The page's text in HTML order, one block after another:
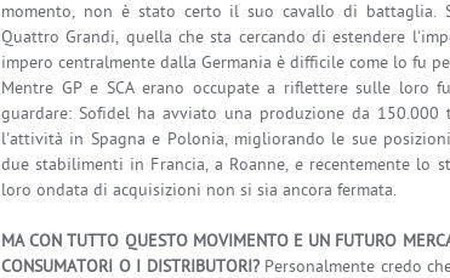
momento, non è stato certo il suo cavallo di battaglia.
Quattro Grandi, quella che sta cercando di estendere
impero centralmente dalla Germania è difficile come lo fu
Mentre GP e SCA erano occupate a riflettere sulle
guardare: Sofidel ha avviato una produzione da
l'attività in Spagna e Polonia, migliorando le sue
due stabilimenti in Francia, a Roanne, e recentemente lo
loro ondata di acquisizioni non si sia ancora fermata.
MA CON TUTTO QUESTO MOVIMENTO E UN FUTURO
CONSUMATORI O I DISTRIBUTORI?Personalmente credo